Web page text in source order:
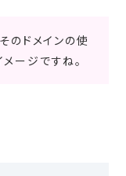
のドメインの使
ージですね。